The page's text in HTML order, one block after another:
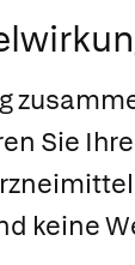
Sie
keine